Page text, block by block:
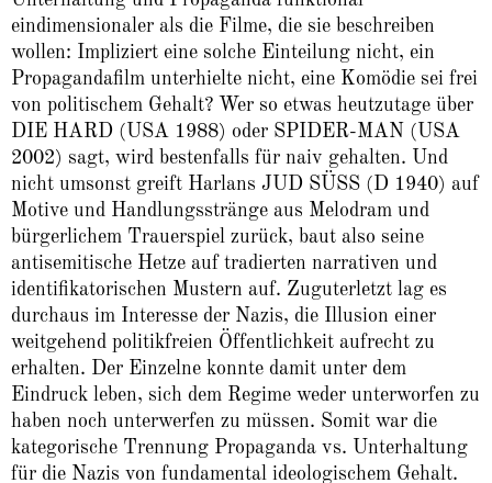
eindimensionaler als die Filme, die sie beschreiben
wollen: Impliziert eine solche Einteilung nicht, ein
Propagandafilm unterhielte nicht, eine Komödie sei frei
von politischem Gehalt? Wer so etwas heutzutage über
DIE HARD (USA 1988) oder SPIDER-MAN (USA
2002) sagt, wird bestenfalls für naiv gehalten. Und
nicht umsonst greift Harlans JUD SÜSS (D 1940) auf
Motive und Handlungsstränge aus Melodram und
bürgerlichem Trauerspiel zurück, baut also seine
antisemitische Hetze auf tradierten narrativen und
identifikatorischen Mustern auf. Zuguterletzt lag es
durchaus im Interesse der Nazis, die Illusion einer
weitgehend politikfreien Öffentlichkeit aufrecht zu
erhalten. Der Einzelne konnte damit unter dem
Eindruck leben, sich dem Regime weder unterworfen zu
haben noch unterwerfen zu müssen. Somit war die
kategorische Trennung Propaganda vs. Unterhaltung
für die Nazis von fundamental ideologischem Gehalt.